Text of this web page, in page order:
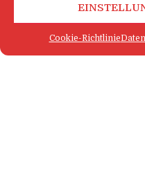
Cookie-Richtlinie